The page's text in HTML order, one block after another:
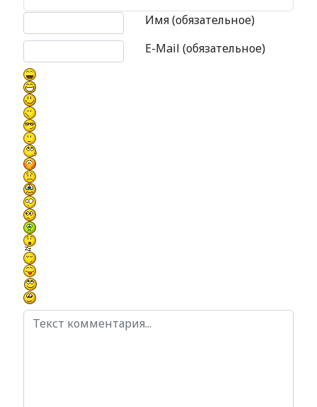
Имя (обязательное)
E-Mail (обязательное)
Текст комментария